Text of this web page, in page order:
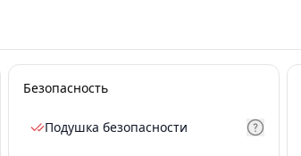
Безопасность
Подушка безопасности